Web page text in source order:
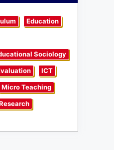
Education
Sociology
ICT
Micro Teaching